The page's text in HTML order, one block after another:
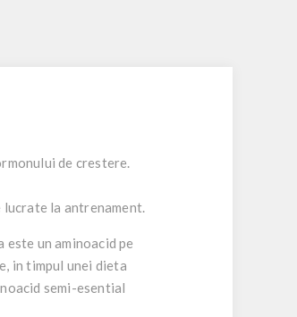
de crestere.
la antrenament.
un aminoacid pe
in timpul unei dieta
semi-esential